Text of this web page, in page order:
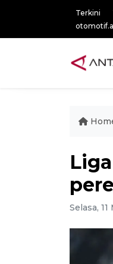
Terkini
Selasa,